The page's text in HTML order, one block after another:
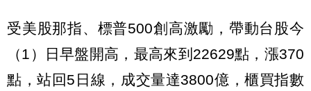
受美股那指、標普500創高激勵，帶動台股今
（1）日早盤開高，最高來到22629點，漲370
點，站回5日線，成交量達3800億，櫃買指數